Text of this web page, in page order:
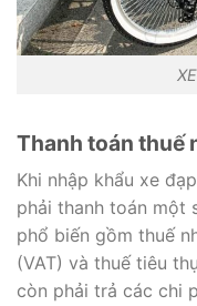
Thanh toán thuế
Khi nhập khẩu xe
phải thanh toán một
phổ biến gồm thuế
(VAT) và thuế tiêu
còn phải trả các chi